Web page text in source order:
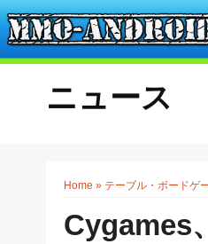
ニュース
Home » テーブル・ボードゲ
Cygames